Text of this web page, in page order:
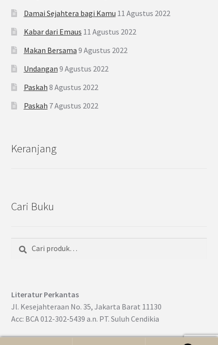
Damai Sejahtera bagi Kamu 11 Agustus 2022
Kabar dari Emaus 11 Agustus 2022
Makan Bersama 9 Agustus 2022
Undangan 9 Agustus 2022
Paskah 8 Agustus 2022
Paskah 7 Agustus 2022
Keranjang
Cari Buku
Pencarian
Literatur Perkantas
Jl. Kesejahteraan No. 35, Jakarta Barat 11130
Acc: BCA 012-302-5439 a.n. PT. Suluh Cendikia